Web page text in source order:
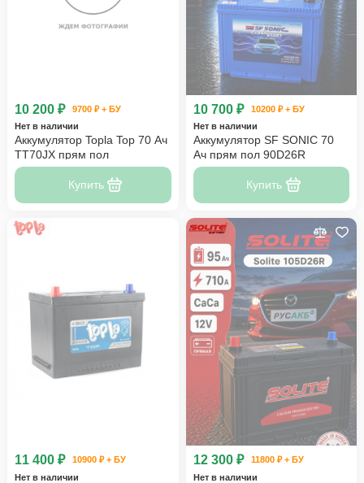
10 200 ₽
9700 ₽ + БУ
Нет в наличии
Аккумулятор Topla Top 70 Ач
TT70JX прям пол
Купить
10 700 ₽
10200 ₽ + БУ
Нет в наличии
Аккумулятор SF SONIC 70
Ач прям пол 90D26R
Купить
11 400 ₽
10900 ₽ + БУ
Нет в наличии
12 300 ₽
11800 ₽ + БУ
Нет в наличии